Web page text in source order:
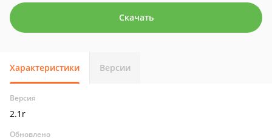
Скачать
Характеристики Версии
Версия
2.1r
Обновлено